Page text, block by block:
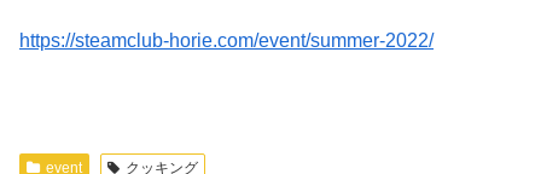
https://steamclub-horie.com/event/summer-2022/
event クッキング